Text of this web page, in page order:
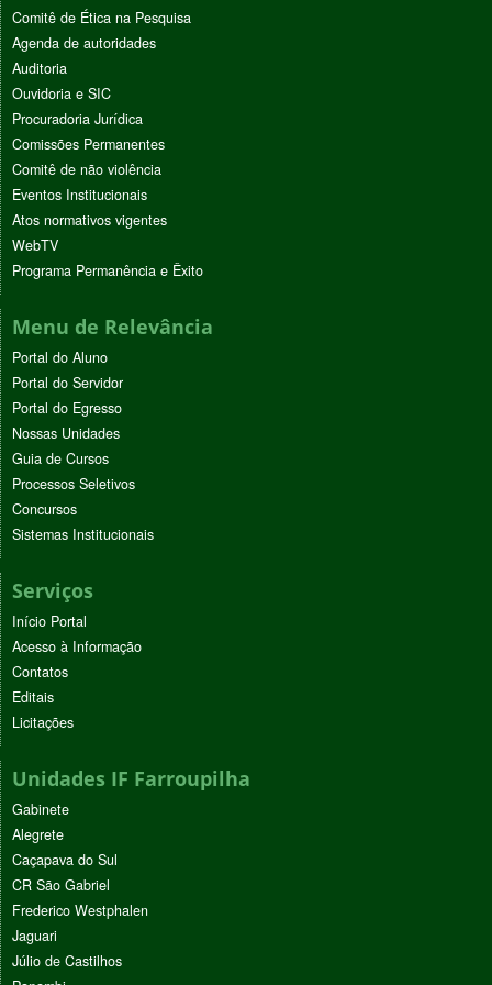
Comitê de Ética na Pesquisa
Agenda de autoridades
Auditoria
Ouvidoria e SIC
Procuradoria Jurídica
Comissões Permanentes
Comitê de não violência
Eventos Institucionais
Atos normativos vigentes
WebTV
Programa Permanência e Êxito
Menu de Relevância
Portal do Aluno
Portal do Servidor
Portal do Egresso
Nossas Unidades
Guia de Cursos
Processos Seletivos
Concursos
Sistemas Institucionais
Serviços
Início Portal
Acesso à Informação
Contatos
Editais
Licitações
Unidades IF Farroupilha
Gabinete
Alegrete
Caçapava do Sul
CR São Gabriel
Frederico Westphalen
Jaguari
Júlio de Castilhos